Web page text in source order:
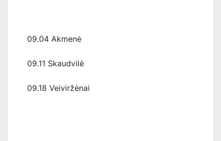
09.04 Akmenė
09.11 Skaudvilė
09.18 Veiviržėnai